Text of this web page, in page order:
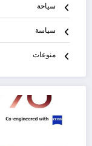
سياحة
سياسة
منوعات